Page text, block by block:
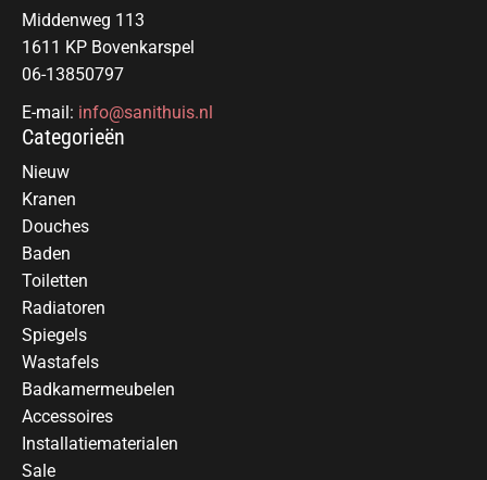
Middenweg 113
1611 KP Bovenkarspel
06-13850797
E-mail: info@sanithuis.nl
Categorieën
Nieuw
Kranen
Douches
Baden
Toiletten
Radiatoren
Spiegels
Wastafels
Badkamermeubelen
Accessoires
Installatiematerialen
Sale